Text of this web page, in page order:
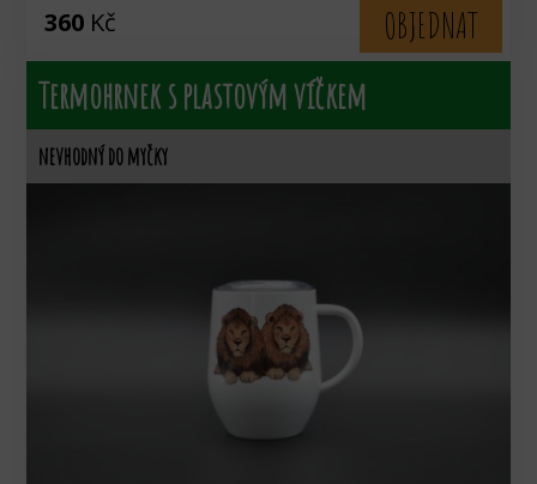
360 Kč
OBJEDNAT
Termohrnek s plastovým víčkem
nevhodný do myčky